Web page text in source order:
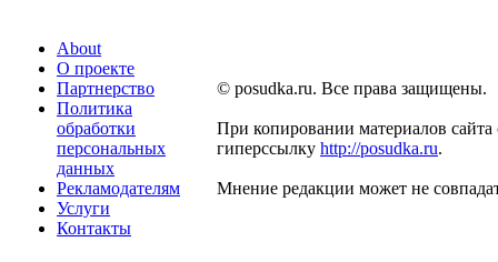
About
О проекте
Партнерство
Политика
обработки
персональных
данных
Рекламодателям
Услуги
Контакты
© posudka.ru. Все права защищены.
При копировании материалов сайта
гиперссылку http://posudka.ru.
Мнение редакции может не